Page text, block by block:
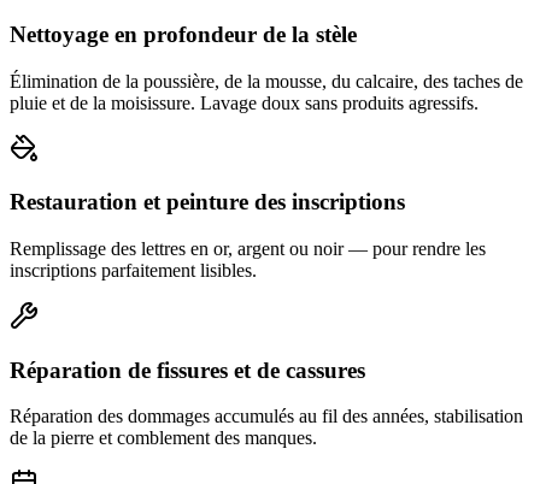
Nettoyage en profondeur de la stèle
Élimination de la poussière, de la mousse, du calcaire, des taches de
pluie et de la moisissure. Lavage doux sans produits agressifs.
Restauration et peinture des inscriptions
Remplissage des lettres en or, argent ou noir — pour rendre les
inscriptions parfaitement lisibles.
Réparation de fissures et de cassures
Réparation des dommages accumulés au fil des années, stabilisation
de la pierre et comblement des manques.